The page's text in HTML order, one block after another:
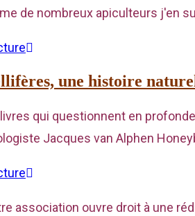
de nombreux apiculteurs j'en
une histoire
qui questionnent en
Jacques van Alphen
association ouvre droit à une